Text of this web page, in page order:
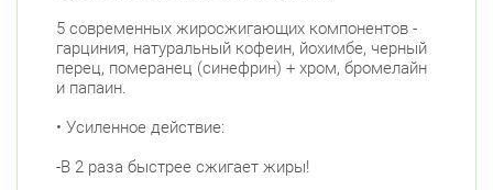
5 современных жиросжигающих компонентов -
гарциния, натуральный кофеин, йохимбе, черный
перец, померанец (синефрин) + хром, бромелайн
и папаин.
• Усиленное действие:
-В 2 раза быстрее сжигает жиры!